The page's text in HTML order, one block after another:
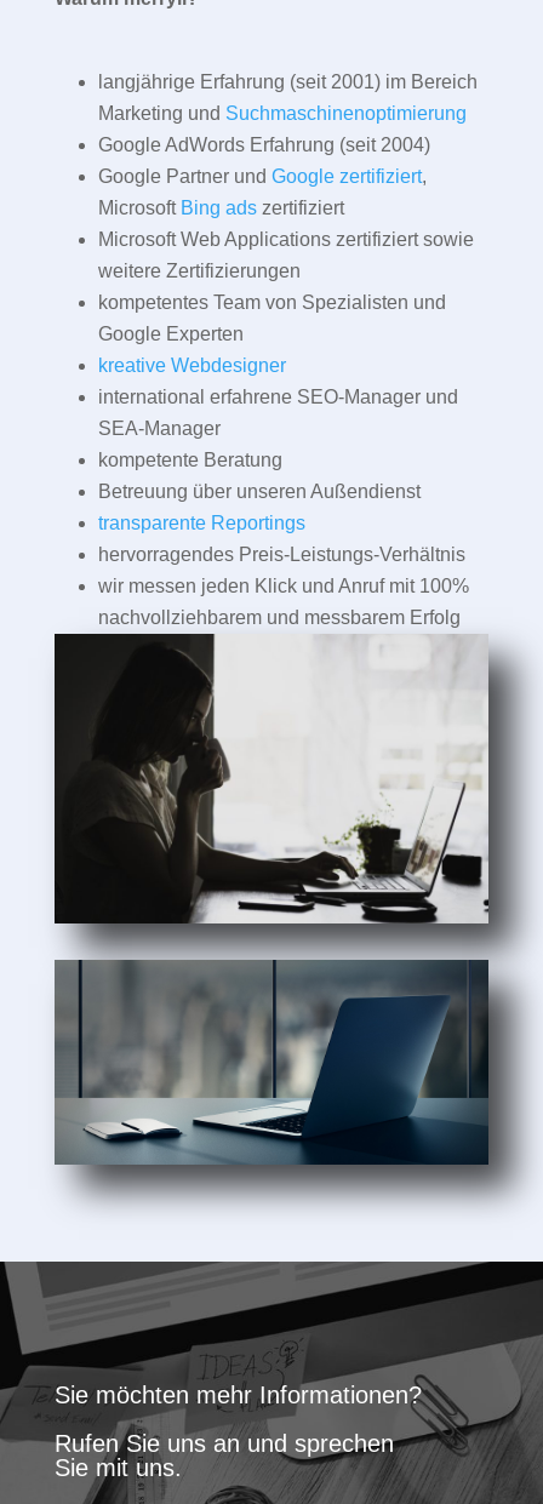
langjährige Erfahrung (seit 2001) im Bereich
Marketing und Suchmaschinenoptimierung
Google AdWords Erfahrung (seit 2004)
Google Partner und Google zertifiziert,
Microsoft Bing adszertifiziert
Microsoft Web Applications zertifiziert sowie
weitere Zertifizierungen
kompetentes Team von Spezialisten und
Google Experten
kreative Webdesigner
international erfahrene SEO-Manager und
SEA-Manager
kompetente Beratung
Betreuung über unseren Außendienst
transparente Reportings
hervorragendes Preis-Leistungs-Verhältnis
wir messen jeden Klick und Anruf mit 100%
nachvollziehbarem und messbarem Erfolg
Sie möchten mehr Informationen?
Rufen Sie uns an und sprechen
Sie mit uns.